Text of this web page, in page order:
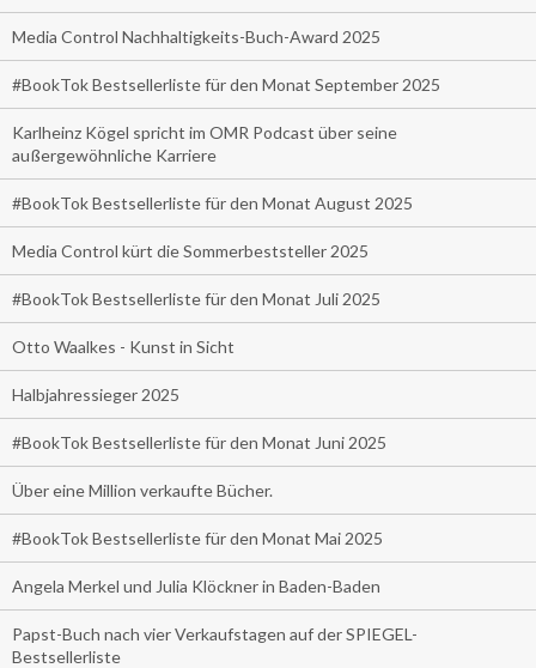
Media Control Nachhaltigkeits-Buch-Award 2025
#BookTok Bestsellerliste für den Monat September 2025
Karlheinz Kögel spricht im OMR Podcast über seine
außergewöhnliche Karriere
#BookTok Bestsellerliste für den Monat August 2025
Media Control kürt die Sommerbeststeller 2025
#BookTok Bestsellerliste für den Monat Juli 2025
Otto Waalkes - Kunst in Sicht
Halbjahressieger 2025
#BookTok Bestsellerliste für den Monat Juni 2025
Über eine Million verkaufte Bücher.
#BookTok Bestsellerliste für den Monat Mai 2025
Angela Merkel und Julia Klöckner in Baden-Baden
Papst-Buch nach vier Verkaufstagen auf der SPIEGEL-
Bestsellerliste